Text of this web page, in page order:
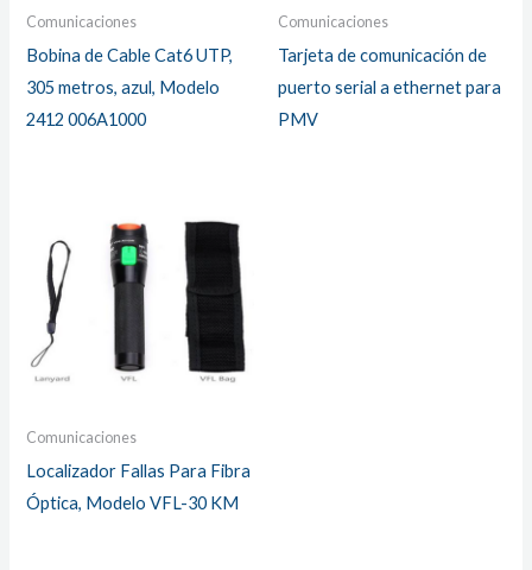
Comunicaciones
Bobina de Cable Cat6 UTP,
305 metros, azul, Modelo
2412 006A1000
Comunicaciones
Tarjeta de comunicación de
puerto serial a ethernet para
PMV
Comunicaciones
Localizador Fallas Para Fibra
Óptica, Modelo VFL-30 KM